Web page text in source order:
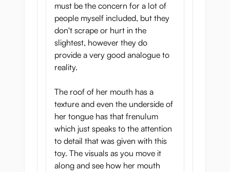
must be the concern for a lot of
people myself included, but they
don't scrape or hurt in the
slightest, however they do
provide a very good analogue to
reality.
The roof of her mouth has a
texture and even the underside of
her tongue has that frenulum
which just speaks to the attention
to detail that was given with this
toy. The visuals as you move it
along and see how her mouth